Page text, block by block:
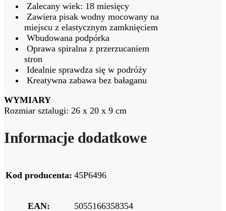
Zalecany wiek: 18 miesięcy
Zawiera pisak wodny mocowany na
miejscu z elastycznym zamknięciem
Wbudowana podpórka
Oprawa spiralna z przerzucaniem
stron
Idealnie sprawdza się w podróży
Kreatywna zabawa bez bałaganu
WYMIARY
Rozmiar sztalugi: 26 x 20 x 9 cm
Informacje dodatkowe
Kod producenta: 45P6496
EAN: 5055166358354